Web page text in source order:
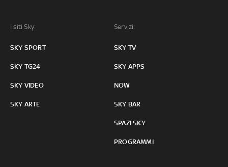
I siti Sky:
SKY SPORT
SKY TG24
SKY VIDEO
SKY ARTE
Servizi:
SKY TV
SKY APPS
NOW
SKY BAR
SPAZI SKY
PROGRAMMI